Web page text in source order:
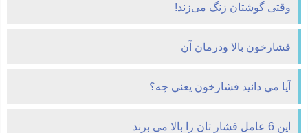
وقتی گوشتان زنگ می‌زند!
فشارخون بالا ودرمان آن
آيا مي دانيد فشارخون يعني چه؟
این 6 عامل فشار تان را بالا می برند